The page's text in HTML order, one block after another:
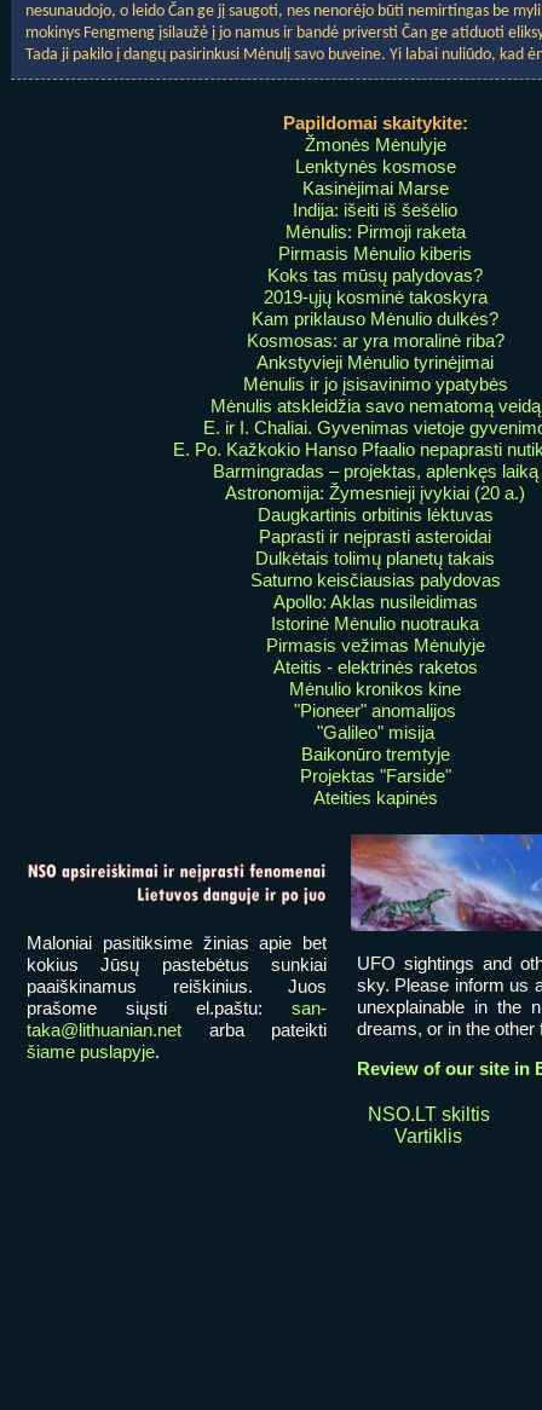
nesunaudojo, o leido Čan ge jį saugoti, nes nenorėjo būti nemirtingas be
mokinys Fengmeng įsilaužė į jo namus ir bandė priversti Čan ge atiduoti
Tada ji pakilo į dangų pasirinkusi Mėnulį savo buveine. Yi labai nuliūdo, kad
Papildomai skaitykite:
Žmonės Mėnulyje
Lenktynės kosmose
Kasinėjimai Marse
Indija: išeiti iš šešėlio
Mėnulis: Pirmoji raketa
Pirmasis Mėnulio kiberis
Koks tas mūsų palydovas?
2019-ųjų kosminė takoskyra
Kam priklauso Mėnulio dulkės?
Kosmosas: ar yra moralinė riba?
Ankstyvieji Mėnulio tyrinėjimai
Mėnulis ir jo įsisavinimo ypatybės
Mėnulis atskleidžia savo nematomą veidą
E. ir I. Chaliai. Gyvenimas vietoje
E. Po. Kažkokio Hanso Pfaalio nepaprasti
Barmingradas – projektas, aplenkęs laiką
Astronomija: Žymesnieji įvykiai (20 a.)
Daugkartinis orbitinis lėktuvas
Paprasti ir neįprasti asteroidai
Dulkėtais tolimų planetų takais
Saturno keisčiausias palydovas
Apollo: Aklas nusileidimas
Istorinė Mėnulio nuotrauka
Pirmasis vežimas Mėnulyje
Ateitis - elektrinės raketos
Mėnulio kronikos kine
"Pioneer" anomalijos
"Galileo" misija
Baikonūro tremtyje
Projektas "Farside"
Ateities kapinės
Maloniai pasitiksime žinias apie bet
kokius Jūsų pastebėtus sunkiai
paaiškinamus reiškinius. Juos
prašome siųsti el.paštu: san-
taka@lithuanian.net arba pateikti
šiame puslapyje.
UFO sightings and
sky. Please inform us
unexplainable in the
dreams, or in the other
Review of our site in
NSO.LT skiltis
Vartiklis